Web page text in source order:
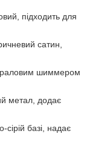
підходить для
сатин,
шиммером
метал, додає
сірій базі, надає